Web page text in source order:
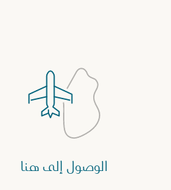
الوصول إلى هنا